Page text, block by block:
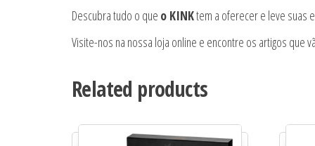
Descubra tudo o que o KINKtem a oferecer e leve suas
Visite-nos na nossa loja online e encontre os artigos que
Related products